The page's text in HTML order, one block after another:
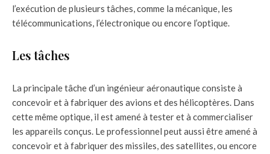
l’exécution de plusieurs tâches, comme la mécanique, les
télécommunications, l’électronique ou encore l’optique.
Les tâches
La principale tâche d’un ingénieur aéronautique consiste à
concevoir et à fabriquer des avions et des hélicoptères. Dans
cette même optique, il est amené à tester et à commercialiser
les appareils conçus. Le professionnel peut aussi être amené à
concevoir et à fabriquer des missiles, des satellites, ou encore